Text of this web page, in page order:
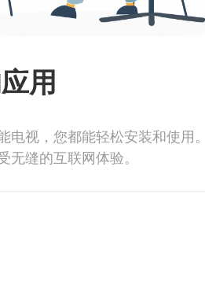
用
视，您都能轻松安装和使用。
缝的互联网体验。